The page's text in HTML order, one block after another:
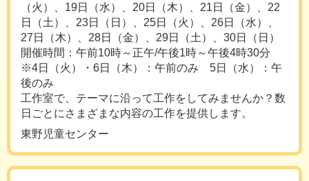
（火）、19日（水）、20日（木）、21日（金）、22
日（土）、23日（日）、25日（火）、26日（水）、
27日（木）、28日（金）、29日（土）、30日（日）
開催時間：午前10時～正午/午後1時～午後4時30分
※4日（火）・6日（木）：午前のみ 5日（水）：午
後のみ
工作室で、テーマに沿って工作をしてみませんか？数
日ごとにさまざまな内容の工作を提供します。
東野児童センター